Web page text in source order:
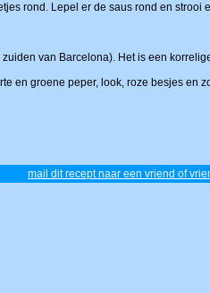
rond. Lepel er de saus rond en strooi
van Barcelona). Het is een
en groene peper, look, roze besjes en
mail dit recept naar een vriend of